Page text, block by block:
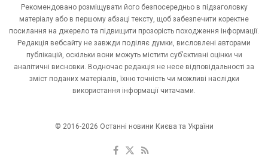
Рекомендовано розміщувати його безпосередньо в підзаголовку
матеріалу або в першому абзаці тексту, щоб забезпечити коректне
посилання на джерело та підвищити прозорість походження інформації.
Редакція вебсайту не завжди поділяє думки, висловлені авторами
публікацій, оскільки вони можуть містити суб’єктивні оцінки чи
аналітичні висновки. Водночас редакція не несе відповідальності за
зміст поданих матеріалів, їхню точність чи можливі наслідки
використання інформації читачами.
© 2016-2026 Останні новини Києва та України